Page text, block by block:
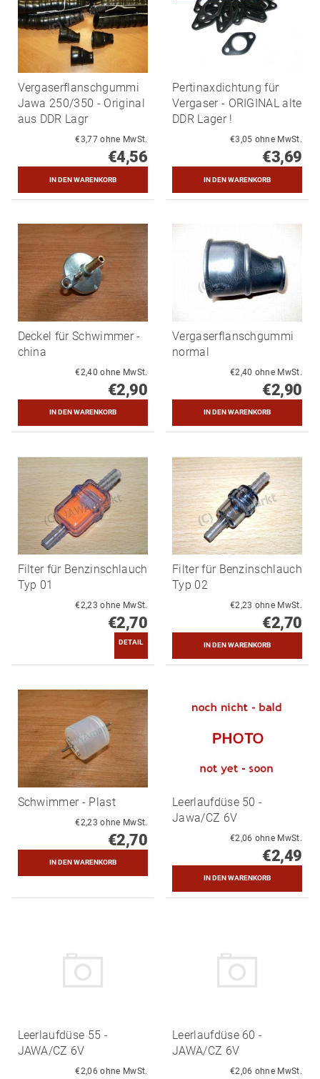
Vergaserflanschgummi
Jawa 250/350 - Original
aus DDR Lagr
€3,77 ohne MwSt.
€4,56
Pertinaxdichtung für
Vergaser - ORIGINAL alte
DDR Lager !
€3,05 ohne MwSt.
€3,69
Deckel für Schwimmer -
china
€2,40 ohne MwSt.
€2,90
Vergaserflanschgummi
normal
€2,40 ohne MwSt.
€2,90
Filter für Benzinschlauch
Typ 01
€2,23 ohne MwSt.
€2,70
DETAIL
Filter für Benzinschlauch
Typ 02
€2,23 ohne MwSt.
€2,70
Schwimmer - Plast
€2,23 ohne MwSt.
€2,70
Leerlaufdüse 50 -
Jawa/CZ 6V
€2,06 ohne MwSt.
€2,49
Leerlaufdüse 55 -
JAWA/CZ 6V
€2,06 ohne MwSt.
Leerlaufdüse 60 -
JAWA/CZ 6V
€2,06 ohne MwSt.